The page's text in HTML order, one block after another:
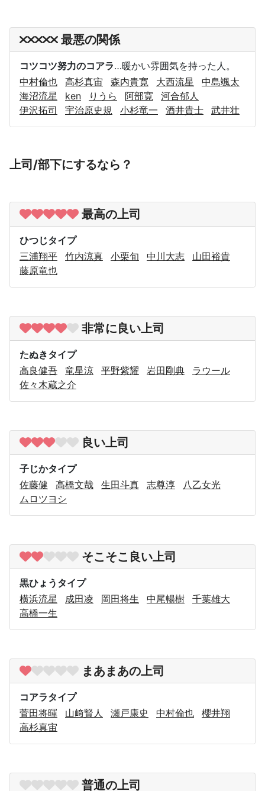
最悪の関係
コツコツ努力のコアラ…暖かい雰囲気を持った人。
中村倫也
高杉真宙 森内貴寛 大西流星
中島颯太
海沼流星
ken りうら 阿部寛
河合郁人
伊沢拓司
宇治原史規 小杉竜一 酒井貴士 武井壮
上司/部下にするなら？
最高の上司
ひつじタイプ
三浦翔平
竹内涼真 小栗旬 中川大志
山田裕貴
藤原竜也
非常に良い上司
たぬきタイプ
高良健吾
竜星涼 平野紫耀 岩田剛典
ラウール
佐々木蔵之介
良い上司
子じかタイプ
佐藤健
高橋文哉 生田斗真 志尊淳
八乙女光
ムロツヨシ
そこそこ良い上司
黒ひょうタイプ
横浜流星
成田凌 岡田将生 中尾暢樹
千葉雄大
高橋一生
まあまあの上司
コアラタイプ
菅田将暉
山﨑賢人 瀬戸康史 中村倫也
櫻井翔
高杉真宙
普通の上司